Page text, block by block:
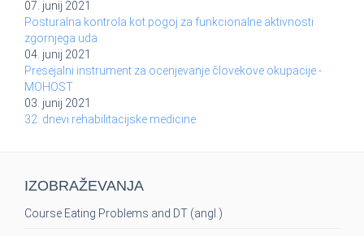
07. junij 2021
Posturalna kontrola kot pogoj za funkcionalne aktivnosti
zgornjega uda
04. junij 2021
Presejalni instrument za ocenjevanje človekove okupacije -
MOHOST
03. junij 2021
32. dnevi rehabilitacijske medicine
IZOBRAŽEVANJA
Course Eating Problems and DT (angl.)